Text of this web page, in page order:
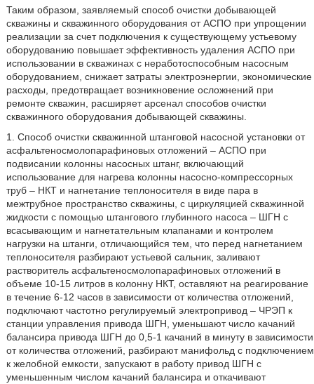
Таким образом, заявляемый способ очистки добывающей
скважины и скважинного оборудования от АСПО при упрощении
реализации за счет подключения к существующему устьевому
оборудованию повышает эффективность удаления АСПО при
использовании в скважинах с неработоспособным насосным
оборудованием, снижает затраты электроэнергии, экономические
расходы, предотвращает возникновение осложнений при
ремонте скважин, расширяет арсенал способов очистки
скважинного оборудования добывающей скважины.
1. Способ очистки скважинной штанговой насосной установки от
асфальтеносмолопарафиновых отложений – АСПО при
подвисании колонны насосных штанг, включающий
использование для нагрева колонны насосно-компрессорных
труб – НКТ и нагнетание теплоносителя в виде пара в
межтрубное пространство скважины, с циркуляцией скважинной
жидкости с помощью штангового глубинного насоса – ШГН с
всасывающим и нагнетательным клапанами и контролем
нагрузки на штанги, отличающийся тем, что перед нагнетанием
теплоносителя разбирают устьевой сальник, заливают
растворитель асфальтеносмолопарафиновых отложений в
объеме 10-15 литров в колонну НКТ, оставляют на реагирование
в течение 6-12 часов в зависимости от количества отложений,
подключают частотно регулируемый электропривод – ЧРЭП к
станции управления привода ШГН, уменьшают число качаний
балансира привода ШГН до 0,5-1 качаний в минуту в зависимости
от количества отложений, разбирают манифольд с подключением
к желобной емкости, запускают в работу привод ШГН с
уменьшенным числом качаний балансира и откачивают